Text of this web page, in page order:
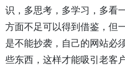
识，多思考，多学习，多看
方面不足可以得到借鉴，但
是不能抄袭，自己的网站必
些东西，这样才能吸引老客